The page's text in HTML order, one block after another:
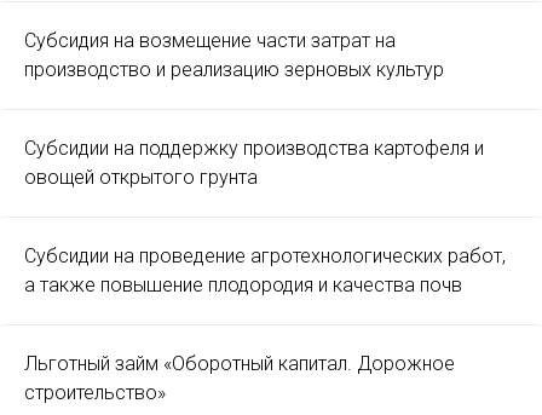
Субсидия на возмещение части затрат на
производство и реализацию зерновых культур
Субсидии на поддержку производства картофеля и
овощей открытого грунта
Субсидии на проведение агротехнологических работ,
а также повышение плодородия и качества почв
Льготный займ «Оборотный капитал. Дорожное
строительство»